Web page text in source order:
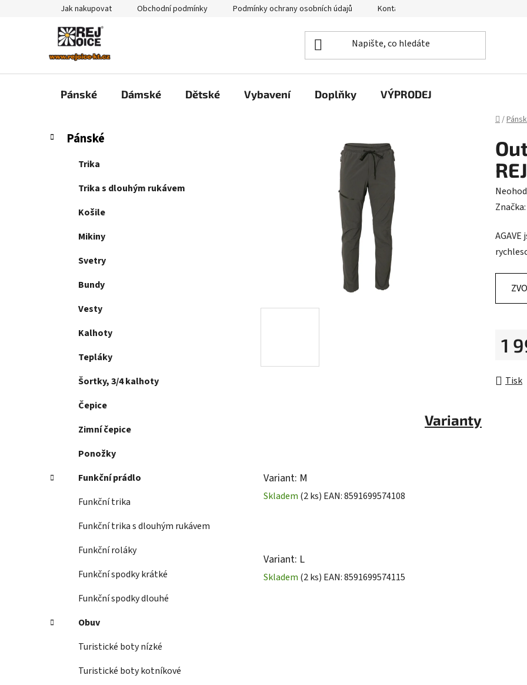
Jak nakupovat Obchodní podmínky Podmínky ochrany osobních údajů Kontakty
Pánské Dámské Dětské Vybavení Doplňky VÝPRODEJ
Domů
/
P
Přeskočit
kategorie
K
a
Pánské
Trika
Trika s dlouhým rukávem
Košile
Mikiny
Svetry
Bundy
Vesty
Kalhoty
Tepláky
Šortky, 3/4 kalhoty
Čepice
Zimní čepice
Ponožky
Funkční prádlo
Funkční trika
Funkční trika s dlouhým rukávem
Funkční roláky
Funkční spodky krátké
Funkční spodky dlouhé
Obuv
Turistické boty nízké
Turistické boty kotníkové
je
0,0
z
Značka:
1
Tisk
Varianty
Variant: M
Skladem (2 ks) EAN:8591699574108
Variant: L
Skladem (2 ks) EAN:8591699574115